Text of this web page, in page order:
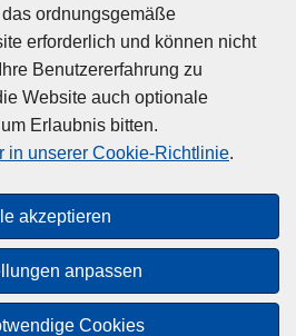
ordnungsgemäße
erforderlich und können nicht
Benutzererfahrung zu
Website auch optionale
Erlaubnis bitten.
in unserer Cookie-Richtlinie.
akzeptieren
anpassen
Cookies
e
i
t
Disclaimer
Privacy
Cookies
Polizei.be